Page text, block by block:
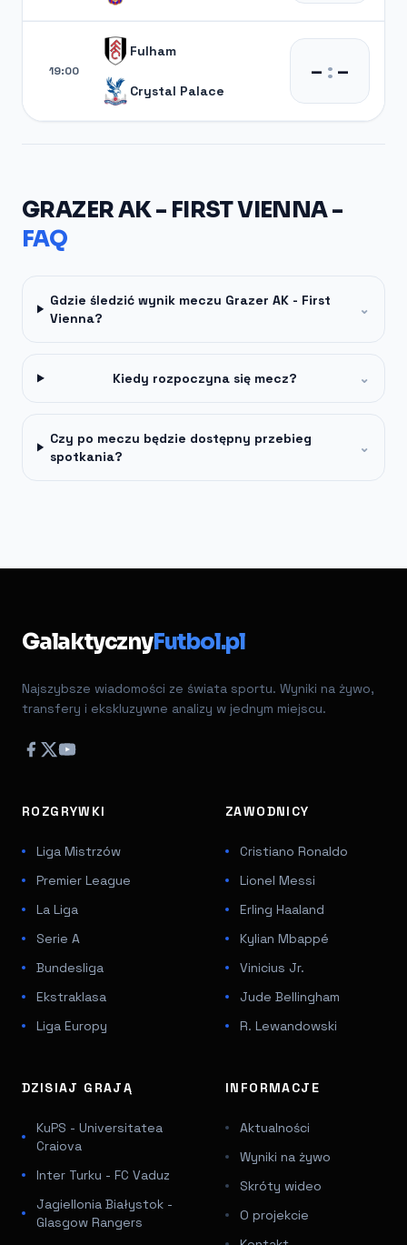
19:00
Fulham
Crystal Palace
– :–
GRAZER AK - FIRST VIENNA -
FAQ
Gdzie śledzić wynik meczu Grazer AK - First
Vienna?
⌄
Kiedy rozpoczyna się mecz? ⌄
Czy po meczu będzie dostępny przebieg
spotkania?
⌄
GalaktycznyFutbol.pl
Najszybsze wiadomości ze świata sportu. Wyniki na żywo,
transfery i ekskluzywne analizy w jednym miejscu.
ROZGRYWKI
Liga Mistrzów
Premier League
La Liga
Serie A
Bundesliga
Ekstraklasa
Liga Europy
ZAWODNICY
Cristiano Ronaldo
Lionel Messi
Erling Haaland
Kylian Mbappé
Vinicius Jr.
Jude Bellingham
R. Lewandowski
DZISIAJ GRAJĄ
KuPS - Universitatea
Craiova
Inter Turku - FC Vaduz
Jagiellonia Białystok -
Glasgow Rangers
INFORMACJE
Aktualności
Wyniki na żywo
Skróty wideo
O projekcie